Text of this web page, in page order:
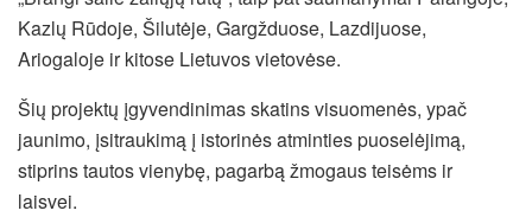
Kazlų Rūdoje, Šilutėje, Gargžduose, Lazdijuose,
Ariogaloje ir kitose Lietuvos vietovėse.
Šių projektų įgyvendinimas skatins visuomenės, ypač
jaunimo, įsitraukimą į istorinės atminties puoselėjimą,
stiprins tautos vienybę, pagarbą žmogaus teisėms ir
laisvei.